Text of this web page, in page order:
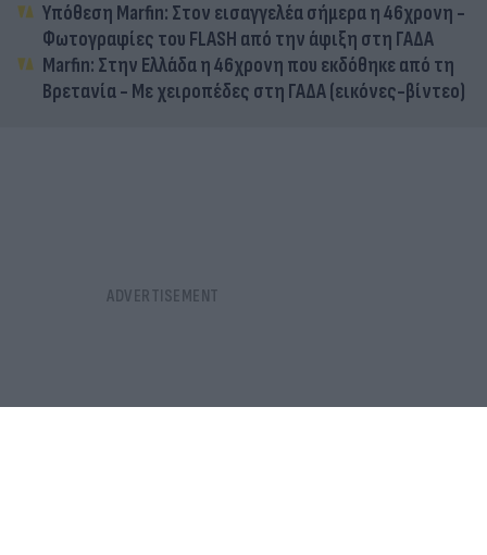
Υπόθεση Marfin: Στον εισαγγελέα σήμερα η 46χρονη -
Φωτογραφίες του FLASH από την άφιξη στη ΓΑΔΑ
Marfin: Στην Ελλάδα η 46χρονη που εκδόθηκε από τη
Βρετανία - Με χειροπέδες στη ΓΑΔΑ (εικόνες-βίντεο)